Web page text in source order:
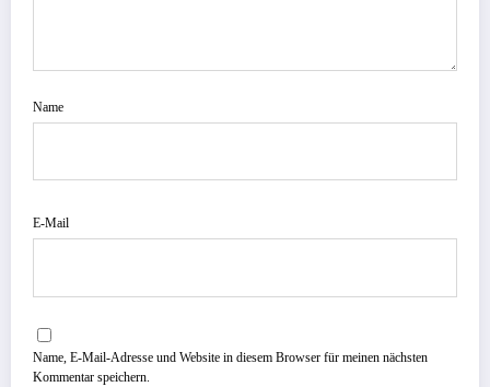
Name
E-Mail
Name, E-Mail-Adresse und Website in diesem Browser für meinen nächsten
Kommentar speichern.